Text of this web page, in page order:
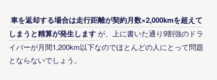
車を返却する場合は走行距離が契約月数×2,000kmを超えて
しまうと精算が発生します が、 上に書いた通り9割強のドラ
イバーが月間1,200km以下なのでほとんどの人にとって問題
とならないでしょう。